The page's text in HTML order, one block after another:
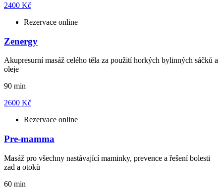
2400 Kč
Rezervace online
Zenergy
Akupresurní masáž celého těla za použití horkých bylinných sáčků a
oleje
90 min
2600 Kč
Rezervace online
Pre-mamma
Masáž pro všechny nastávající maminky, prevence a řešení bolesti
zad a otoků
60 min